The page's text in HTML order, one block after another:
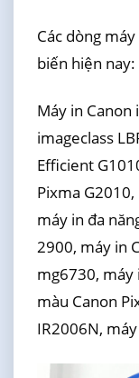
Các dòng
biến hiện nay:
Máy in Canon
imageclass
Efficient
Pixma
máy in đa
2900, máy in
mg6730, máy
màu Canon
IR2006N,